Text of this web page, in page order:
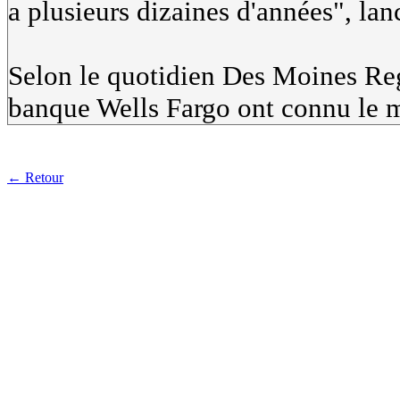
a plusieurs dizaines d'années",
Selon le quotidien Des Moines
banque Wells Fargo ont connu le
← Retour